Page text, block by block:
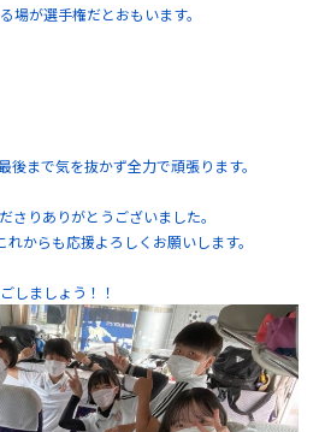
場が選手権だとおもいます。
後まで気を抜かず全力で頑張ります。
さりありがとうございました。
からも応援よろしくお願いします。
しましょう！！